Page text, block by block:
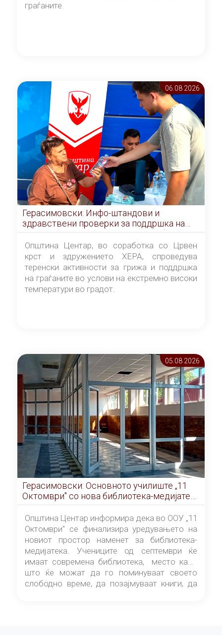
граѓаните.
06.08 2026
Герасимовски: Инфо-штандови и
здравствени проверки за поддршка на
граѓаните во услови на топлотен бран
Општина Центар, во соработка со Црвен
крст и здружението ХЕРА, спроведува
теренски активности за грижа и поддршка
на граѓаните во услови на екстремно високи
температури во градот.
05.08 2026
Герасимовски: Основното училиште „11
Октомври" со нова библиотека-медијатека
од септември
Општина Центар информира дека во ООУ „11
Октомври" се финализира уредувањето на
новиот простор наменет за библиотека-
медијатека. Учениците од септември ќе
имаат современа библиотека, место каде
што ќе можат да го поминуваат своето
слободно време, да позајмуваат книги, да